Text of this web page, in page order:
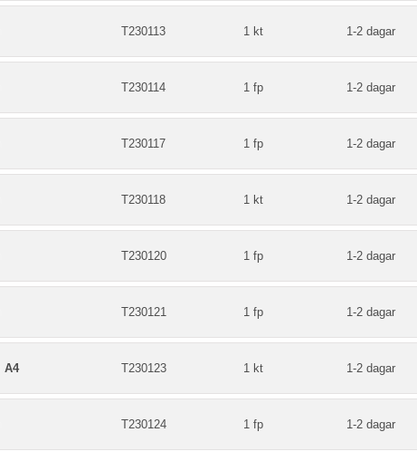
T230113 1 kt 1-2 dagar
T230114 1 fp 1-2 dagar
T230117 1 fp 1-2 dagar
T230118 1 kt 1-2 dagar
T230120 1 fp 1-2 dagar
T230121 1 fp 1-2 dagar
A4 T230123 1 kt 1-2 dagar
T230124 1 fp 1-2 dagar